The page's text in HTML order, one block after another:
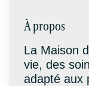
À propos
La Maison
vie, des
adapté aux